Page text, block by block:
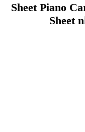
Sheet Piano
Sheet